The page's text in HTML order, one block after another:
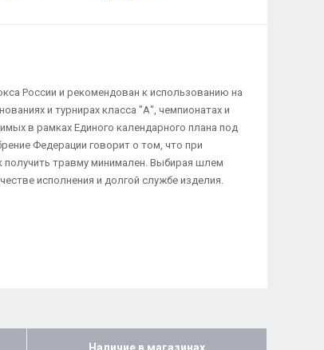
России и рекомендован к использованию на
и турнирах класса "А", чемпионатах и
в рамках Единого календарного плана под
Федерации говорит о том, что при
получить травму минимален. Выбирая шлем
исполнения и долгой службе изделия.
Наличие в магазинах